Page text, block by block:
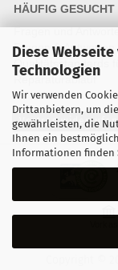
Diese
Technologien
Wir verwenden
Drittanbietern, um
gewährleisten, die
Ihnen ein
Informationen finden
HÄUFIG GESUCHT
Fragen und
Fragen &
Qualitätsstandards
Reparaturablauf
Vertrag widerrufen